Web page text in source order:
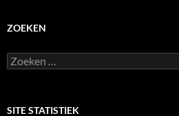
ZOEKEN
Zoeken
naar:
SITE STATISTIEK